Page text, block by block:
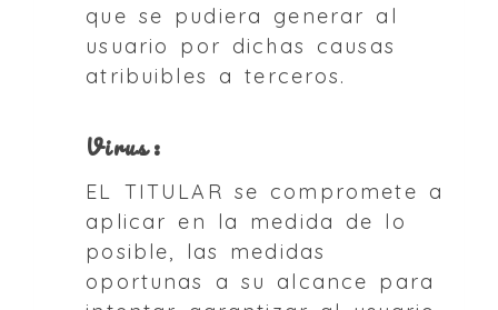
que se pudiera generar al
usuario por dichas causas
atribuibles a terceros.
Virus:
EL TITULAR se compromete a
aplicar en la medida de lo
posible, las medidas
oportunas a su alcance para